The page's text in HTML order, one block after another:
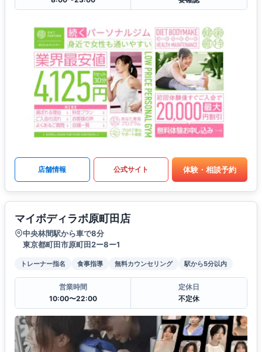
店舗情報 公式サイト 体験・相談予約
マイボディラボ原町田店
中央林間駅から車で8分
東京都町田市原町田2ー8ー1
トレーナー指名 食事指導 無料カウンセリング 駅から5分以内
営業時間
10:00〜22:00
定休日
不定休